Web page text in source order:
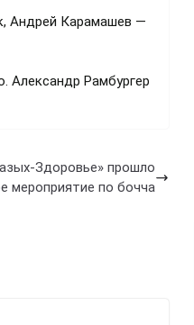
Андрей Карамашев —
Александр Рамбургер
Здоровье» прошло
мероприятие по бочча